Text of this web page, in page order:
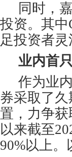
同时，
投资。其
足投资者灵
业内首
作为业
券采取了
置，力争
以来截至
90%以上